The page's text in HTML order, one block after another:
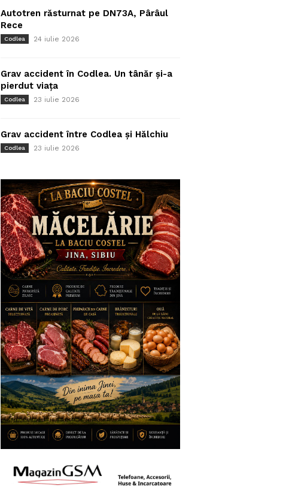
Autotren răsturnat pe DN73A, Pârâul
Rece
Codlea 24 iulie 2026
Grav accident în Codlea. Un tânăr și-a
pierdut viața
Codlea 23 iulie 2026
Grav accident între Codlea și Hălchiu
Codlea 23 iulie 2026